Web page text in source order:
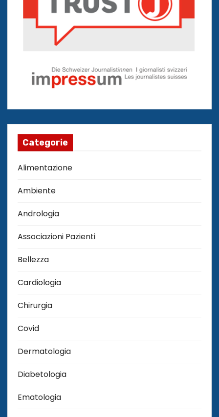
Categorie
Alimentazione
Ambiente
Andrologia
Associazioni Pazienti
Bellezza
Cardiologia
Chirurgia
Covid
Dermatologia
Diabetologia
Ematologia